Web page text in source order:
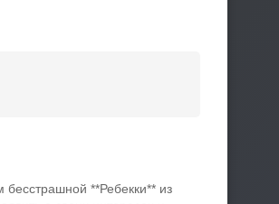
бесстрашной **Ребекки** из